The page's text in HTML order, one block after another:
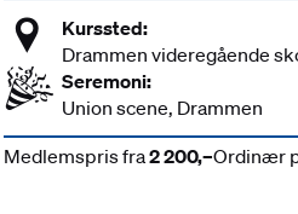
Kurssted:
Drammen videregående
Seremoni:
Union scene, Drammen
Medlemspris fra2 200,–Ordinær